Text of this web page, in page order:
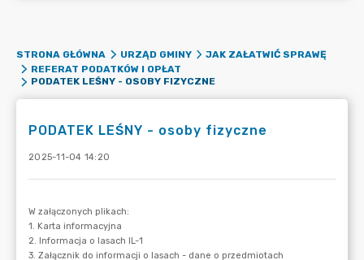
STRONA GŁÓWNA URZĄD GMINY
JAK ZAŁATWIĆ SPRAWĘ
REFERAT PODATKÓW I OPŁAT
PODATEK LEŚNY - OSOBY FIZYCZNE
PODATEK LEŚNY - osoby fizyczne
2025-11-04 14:20